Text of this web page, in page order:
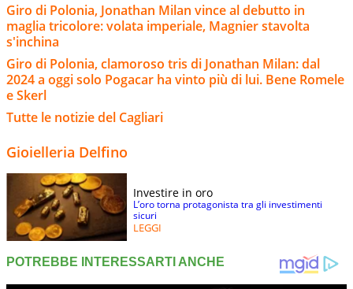
Giro di Polonia, Jonathan Milan vince al debutto in
maglia tricolore: volata imperiale, Magnier stavolta
s'inchina
Giro di Polonia, clamoroso tris di Jonathan Milan: dal
2024 a oggi solo Pogacar ha vinto più di lui. Bene Romele
e Skerl
Tutte le notizie del Cagliari
Gioielleria Delfino
Investire in oro
L’oro torna protagonista tra gli investimenti
sicuri
LEGGI